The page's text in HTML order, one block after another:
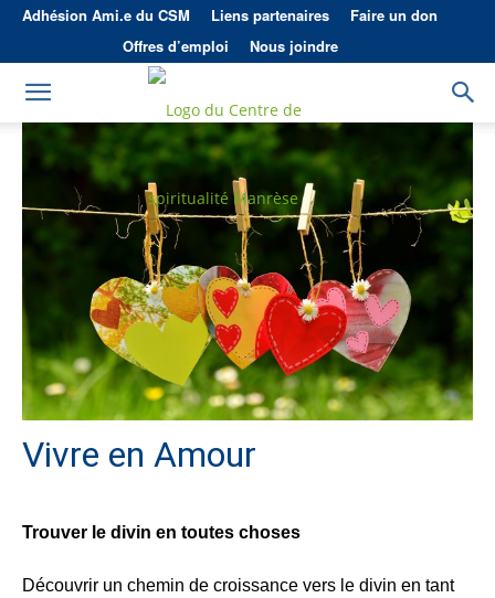
Adhésion Ami.e du CSM Liens partenaires
Faire un don
Offres d’emploi
Nous joindre
Vivre en Amour
Trouver le divin en toutes choses
Découvrir un chemin de croissance vers le divin en tant